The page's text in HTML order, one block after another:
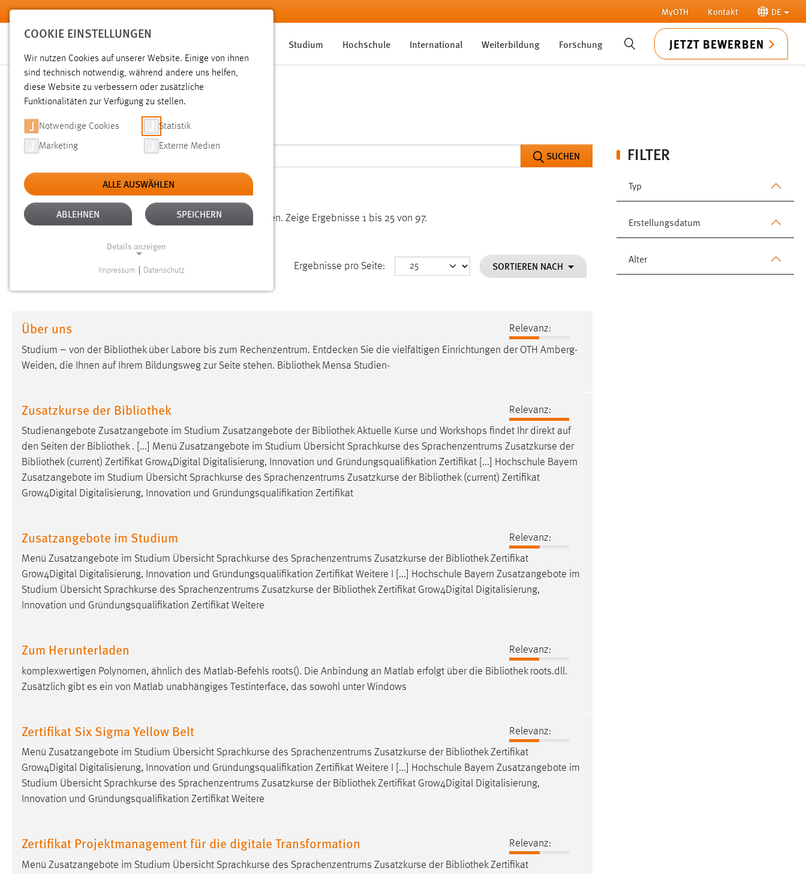
Zum Hauptinhalt springen MyOTH Kontakt DE
Studium Hochschule International Weiterbildung Forschung SUCHE JETZT BEWERBEN
SUCHE
FILTER
Typ
Erstellungsdatum
Alter
SUCHEN
Aktive Filter: TYP: SEITEN ALLE FILTER ENTFERNEN
Gesucht nach "bibliothek". Es wurden 97 Ergebnisse gefunden. Zeige Ergebnisse 1 bis 25 von 97.
Ergebnisse pro Seite: SORTIEREN NACH
Über uns
Relevanz:
Studium – von der Bibliotheküber Labore bis zum Rechenzentrum. Entdecken Sie die vielfältigen Einrichtungen der OTH Amberg-
Weiden, die Ihnen auf Ihrem Bildungsweg zur Seite stehen. BibliothekMensa Studien-
Zusatzkurse der Bibliothek
Relevanz:
Studienangebote Zusatzangebote im Studium Zusatzangebote der BibliothekAktuelle Kurse und Workshops findet Ihr direkt auf
den Seiten der Bibliothek. [...] Menü Zusatzangebote im Studium Übersicht Sprachkurse des Sprachenzentrums Zusatzkurse der
Bibliothek(current) Zertifikat Grow4Digital Digitalisierung, Innovation und Gründungsqualifikation Zertifikat [...] Hochschule Bayern
Zusatzangebote im Studium Übersicht Sprachkurse des Sprachenzentrums Zusatzkurse der Bibliothek(current) Zertifikat
Grow4Digital Digitalisierung, Innovation und Gründungsqualifikation Zertifikat
Zusatzangebote im Studium
Relevanz:
Menü Zusatzangebote im Studium Übersicht Sprachkurse des Sprachenzentrums Zusatzkurse der BibliothekZertifikat
Grow4Digital Digitalisierung, Innovation und Gründungsqualifikation Zertifikat Weitere I [...] Hochschule Bayern Zusatzangebote im
Studium Übersicht Sprachkurse des Sprachenzentrums Zusatzkurse der BibliothekZertifikat Grow4Digital Digitalisierung,
Innovation und Gründungsqualifikation Zertifikat Weitere
Zum Herunterladen
Relevanz:
komplexwertigen Polynomen, ähnlich des Matlab-Befehls roots(). Die Anbindung an Matlab erfolgt über die Bibliothekroots.dll.
Zusätzlich gibt es ein von Matlab unabhängiges Testinterface, das sowohl unter Windows
Zertifikat Six Sigma Yellow Belt
Relevanz:
Menü Zusatzangebote im Studium Übersicht Sprachkurse des Sprachenzentrums Zusatzkurse der BibliothekZertifikat
Grow4Digital Digitalisierung, Innovation und Gründungsqualifikation Zertifikat Weitere I [...] Hochschule Bayern Zusatzangebote im
Studium Übersicht Sprachkurse des Sprachenzentrums Zusatzkurse der BibliothekZertifikat Grow4Digital Digitalisierung,
Innovation und Gründungsqualifikation Zertifikat Weitere
Zertifikat Projektmanagement für die digitale Transformation
Relevanz:
Menü Zusatzangebote im Studium Übersicht Sprachkurse des Sprachenzentrums Zusatzkurse der BibliothekZertifikat
COOKIE EINSTELLUNGEN
Wir nutzen Cookies auf unserer Website. Einige von ihnen
sind technisch notwendig, während andere uns helfen,
diese Website zu verbessern oder zusätzliche
Funktionalitäten zur Verfügung zu stellen.
Notwendige Cookies Statistik
Marketing Externe Medien
ALLE AUSWÄHLEN
ABLEHNEN SPEICHERN
Details anzeigen
Website erforderlich.
Einverständnis
Zweck:
Dieser Cookie speichert die
ausgewählten Einverständnis-Optionen
des Benutzers
Cookie Laufzeit: 1 Jahr
Performance
Zweck:
Für performante Seitenauslieferung wird
eingeloggt ist.
Sprachpräferenz
Sprache der Website.
Cookie Laufzeit: 30 Tage
Name:
MibewSessionID, MIBEW_UserID,
mibew_locale, mibew-chat-frame-style-
5e9dbeb1811c0446
Zweck:
Wird benötigt um die Chatfunktion
nutzen zu können.
Sitzungslaufzeit, mibew_locale = 3
Impressum Datenschutz